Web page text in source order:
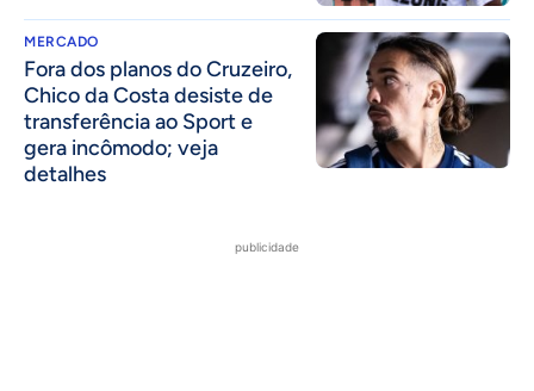
MERCADO
Fora dos planos do Cruzeiro,
Chico da Costa desiste de
transferência ao Sport e
gera incômodo; veja
detalhes
publicidade